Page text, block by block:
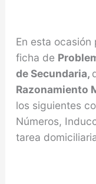
En esta ocasión
ficha de
de Secundaria,
Razonamiento
los siguientes
Números,
tarea